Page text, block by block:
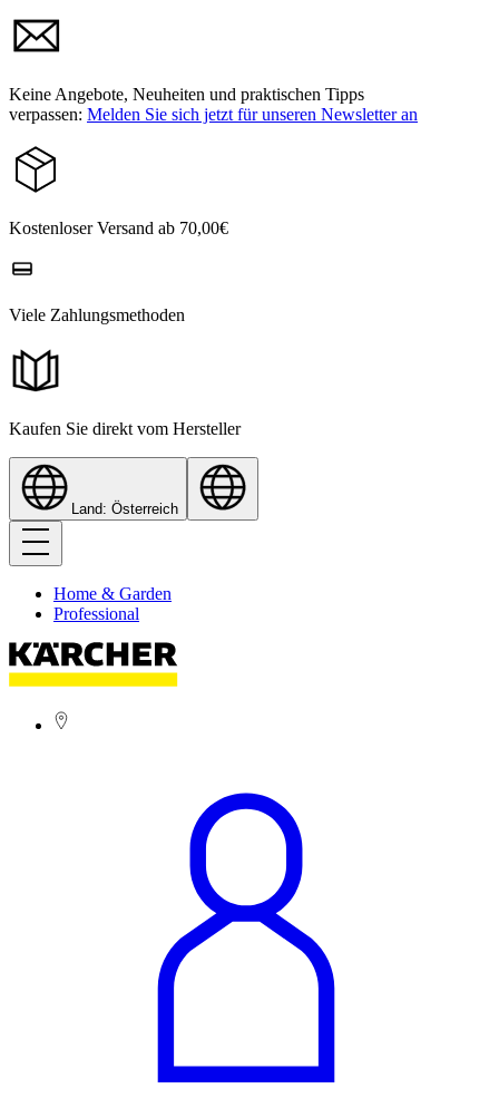
Keine Angebote, Neuheiten und praktischen Tipps
verpassen: Melden Sie sich jetzt für unseren Newsletter an
Kostenloser Versand ab 70,00€
Viele Zahlungsmethoden
Kaufen Sie direkt vom Hersteller
Land: Österreich
Home & Garden
Professional